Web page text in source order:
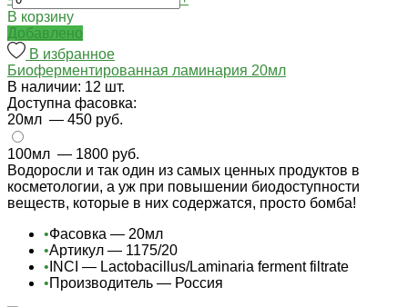
В корзину
Добавлено
В избранное
Биоферментированная ламинария 20мл
В наличии: 12 шт.
Доступна фасовка:
20мл — 450 руб.
100мл — 1800 руб.
Водоросли и так один из самых ценных продуктов в
косметологии, а уж при повышении биодоступности
веществ, которые в них содержатся, просто бомба!
•Фасовка — 20мл
•Артикул — 1175/20
• INCI — Lactobacillus/Laminaria ferment filtrate
•Производитель — Россия